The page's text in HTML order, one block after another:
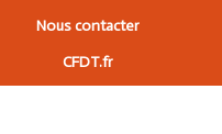
Nous contacter
CFDT.fr